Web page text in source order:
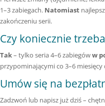
1–3 zabiegach. Natomiast
zakończeniu serii.
Czy koniecznie
Tak– tylko seria 4–6 zabiegóww
przypominającymi co 3–6 miesięcy
Umów się na
Zadzwoń lub napisz już dziś –